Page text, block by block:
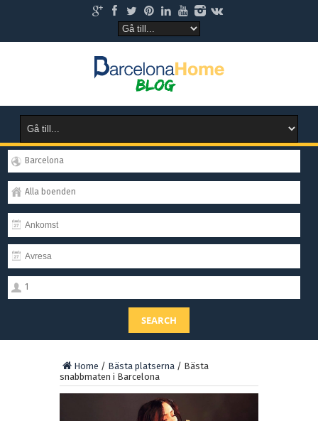
Barcelona
Alla boenden
1
SEARCH
Home / Bästa platserna / Bästa
snabbmaten i Barcelona